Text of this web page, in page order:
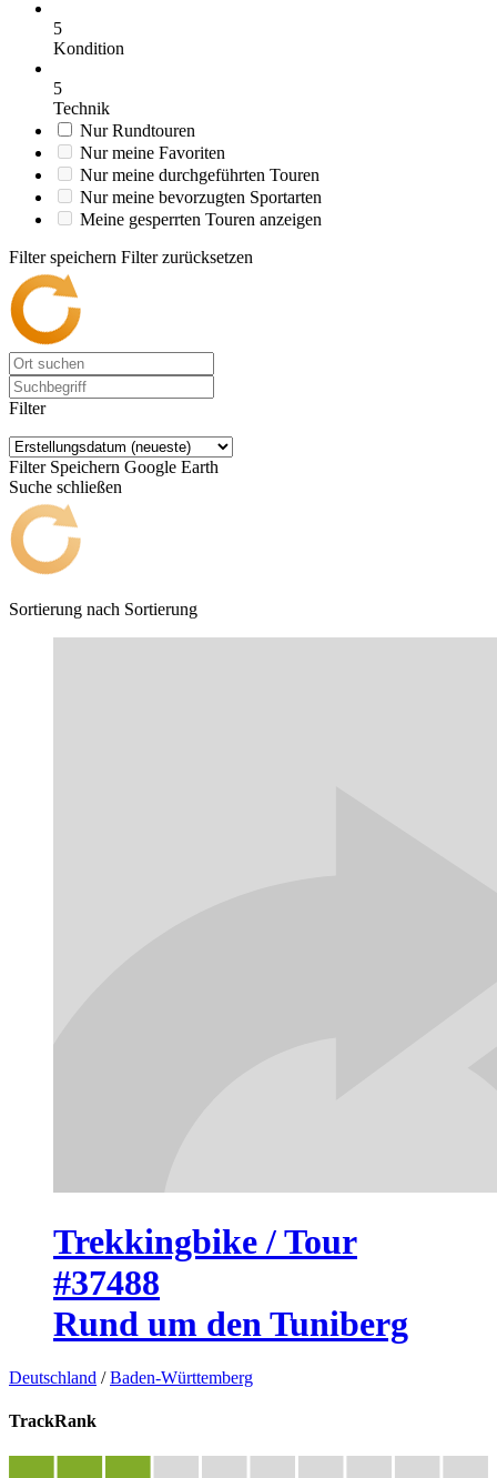
5
Kondition
5
Technik
Nur Rundtouren
Nur meine Favoriten
Nur meine durchgeführten Touren
Nur meine bevorzugten Sportarten
Meine gesperrten Touren anzeigen
Filter speichern Filter zurücksetzen
Filter
Filter Speichern Google Earth
Suche schließen
Sortierung nach Sortierung
Trekkingbike / Tour
#37488
Rund um den Tuniberg
Deutschland /Baden-Württemberg
TrackRank